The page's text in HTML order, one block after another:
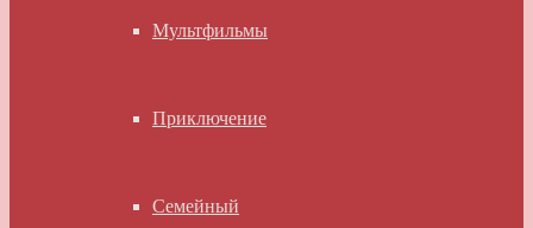
Мультфильмы
Приключение
Семейный